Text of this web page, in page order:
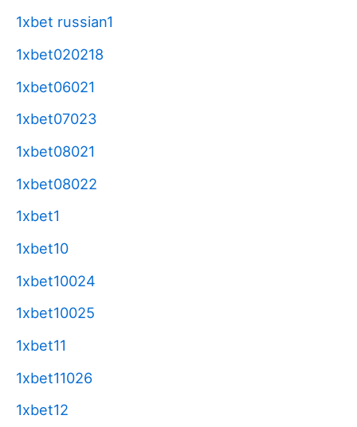
1xbet russian1
1xbet020218
1xbet06021
1xbet07023
1xbet08021
1xbet08022
1xbet1
1xbet10
1xbet10024
1xbet10025
1xbet11
1xbet11026
1xbet12